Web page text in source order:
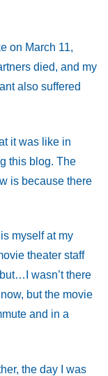
on March 11,
died, and my
also suffered
it was like in
this blog. The
is because there
myself at my
theater staff
wasn’t there
but the movie
and in a
the day I was